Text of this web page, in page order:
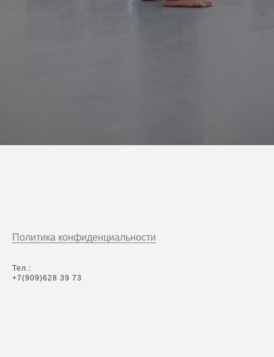
Политика конфиденциальности
Тел.:
+7(909)628 39 73